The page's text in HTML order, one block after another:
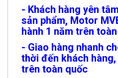
- Khách hàng yên
sản phẩm, Motor
hành 1 năm trên
- Giao hàng nhanh
thời đến khách
trên toàn quốc